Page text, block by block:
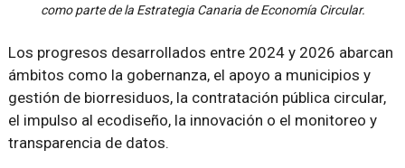
como parte de la Estrategia Canaria de Economía Circular.
Los progresos desarrollados entre 2024 y 2026 abarcan
ámbitos como la gobernanza, el apoyo a municipios y
gestión de biorresiduos, la contratación pública circular,
el impulso al ecodiseño, la innovación o el monitoreo y
transparencia de datos.